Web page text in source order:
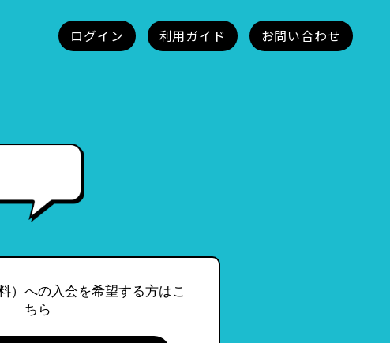
）への入会を希望する方はこ
ちら